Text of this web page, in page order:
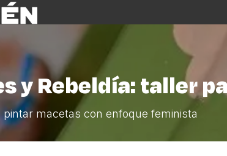
y Rebeldía: taller
pintar macetas con enfoque feminista